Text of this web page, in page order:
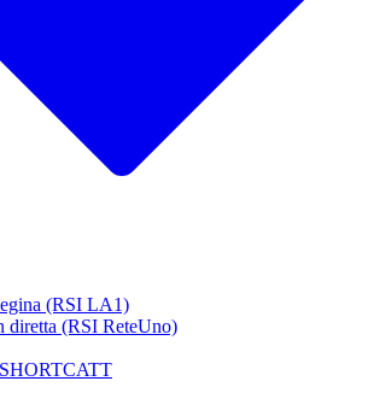
(RSI LA1)
diretta (RSI ReteUno)